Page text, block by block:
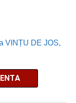
VINȚU DE JOS,